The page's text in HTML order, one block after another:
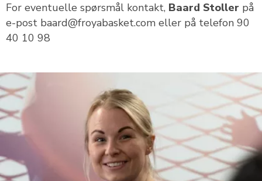
For eventuelle spørsmål kontakt, Baard Stoller på
e-post baard@froyabasket.com eller på telefon 90
40 10 98